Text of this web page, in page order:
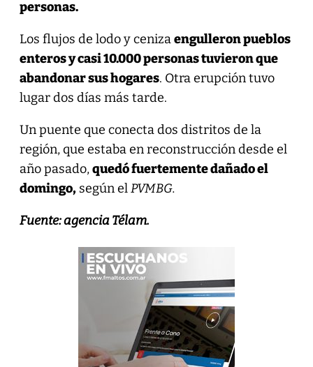
personas.
Los flujos de lodo y cenizaengulleron pueblos
enteros y casi 10.000 personas tuvieron que
abandonar sus hogares. Otra erupción tuvo
lugar dos días más tarde.
Un puente que conecta dos distritos de la
región, que estaba en reconstrucción desde el
año pasado,quedó fuertemente dañado el
domingo,según elPVMBG.
Fuente: agencia Télam.